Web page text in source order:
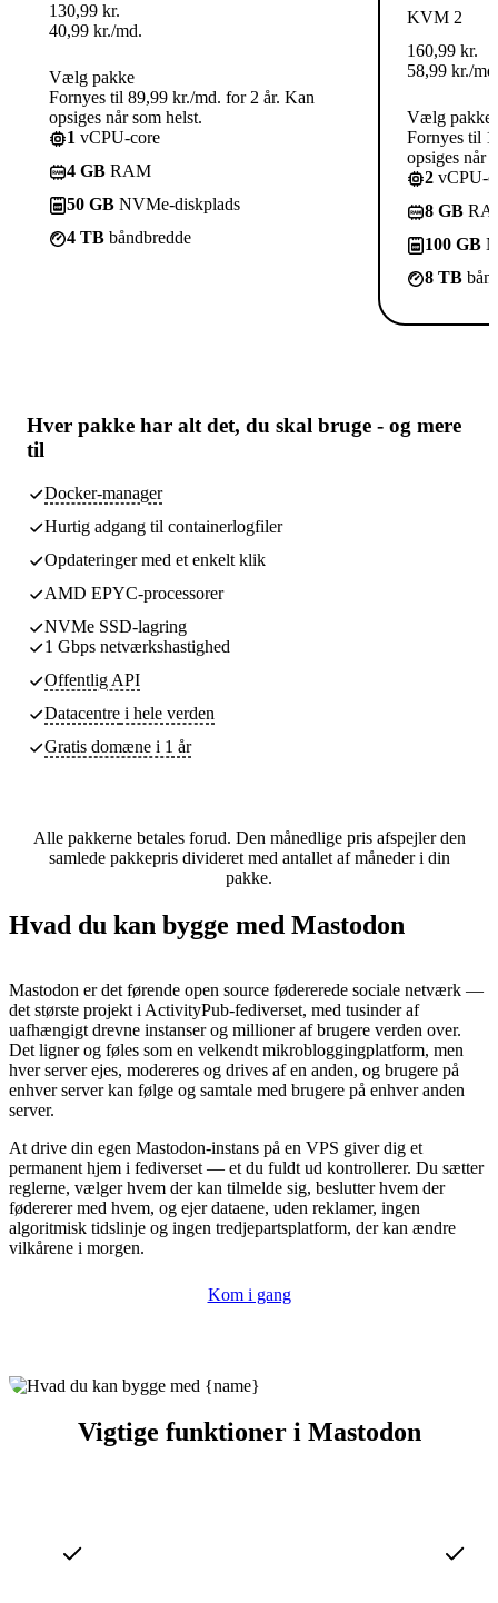
130,99 kr.
40,99 kr./md.
Vælg pakke
Fornyes til 89,99 kr./md. for 2 år. Kan
opsiges når som helst.
1 vCPU-core
4 GB RAM
50 GB NVMe-diskplads
4 TB båndbredde
KVM 2
160,99 kr.
58,99 kr./
Vælg pakke
Fornyes til
opsiges når
2 vCPU-
8 GB
100 GB
8 TB
Hver pakke har alt det, du skal bruge - og mere
til
Docker-manager
Hurtig adgang til containerlogfiler
Opdateringer med et enkelt klik
AMD EPYC-processorer
NVMe SSD-lagring
1 Gbps netværkshastighed
Offentlig API
Datacentre i hele verden
Gratis domæne i 1 år
Alle pakkerne betales forud. Den månedlige pris afspejler den
samlede pakkepris divideret med antallet af måneder i din
pakke.
Hvad du kan bygge med Mastodon
Mastodon er det førende open source fødererede sociale netværk —
det største projekt i ActivityPub-fediverset, med tusinder af
uafhængigt drevne instanser og millioner af brugere verden over.
Det ligner og føles som en velkendt mikrobloggingplatform, men
hver server ejes, modereres og drives af en anden, og brugere på
enhver server kan følge og samtale med brugere på enhver anden
server.
At drive din egen Mastodon-instans på en VPS giver dig et
permanent hjem i fediverset — et du fuldt ud kontrollerer. Du sætter
reglerne, vælger hvem der kan tilmelde sig, beslutter hvem der
fødererer med hvem, og ejer dataene, uden reklamer, ingen
algoritmisk tidslinje og ingen tredjepartsplatform, der kan ændre
vilkårene i morgen.
Kom i gang
Vigtige funktioner i Mastodon